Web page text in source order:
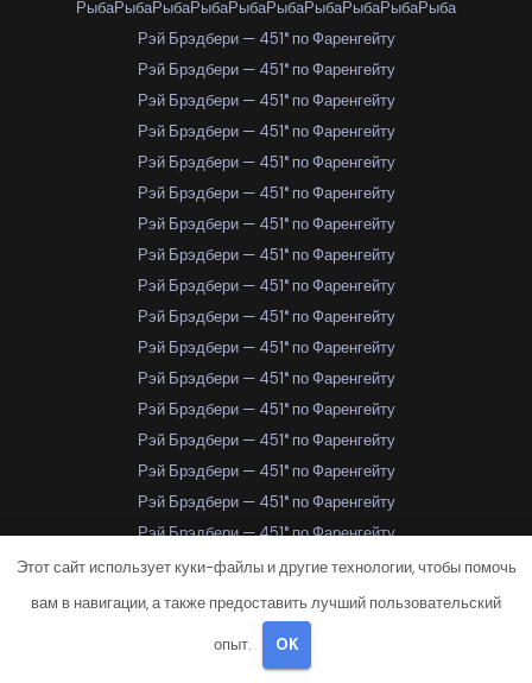
РыбаРыбаРыбаРыбаРыбаРыбаРыбаРыбаРыбаРыба
Рэй Брэдбери — 451° по Фаренгейту
Рэй Брэдбери — 451° по Фаренгейту
Рэй Брэдбери — 451° по Фаренгейту
Рэй Брэдбери — 451° по Фаренгейту
Рэй Брэдбери — 451° по Фаренгейту
Рэй Брэдбери — 451° по Фаренгейту
Рэй Брэдбери — 451° по Фаренгейту
Рэй Брэдбери — 451° по Фаренгейту
Рэй Брэдбери — 451° по Фаренгейту
Рэй Брэдбери — 451° по Фаренгейту
Рэй Брэдбери — 451° по Фаренгейту
Рэй Брэдбери — 451° по Фаренгейту
Рэй Брэдбери — 451° по Фаренгейту
Рэй Брэдбери — 451° по Фаренгейту
Рэй Брэдбери — 451° по Фаренгейту
Рэй Брэдбери — 451° по Фаренгейту
Рэй Брэдбери — 451° по Фаренгейту
Рэй Брэдбери — 451° по Фаренгейту
Рэй Брэдбери — 451° по Фаренгейту
Рэй Брэдбери — 451° по Фаренгейту
Рэй Брэдбери — 451° по Фаренгейту
Этот сайт использует куки-файлы и другие технологии, чтобы помочь
вам в навигации, а также предоставить лучший пользовательский
опыт. OK